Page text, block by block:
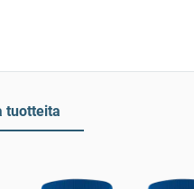
tuotteita